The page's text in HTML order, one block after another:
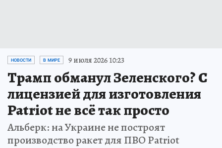
НОВОСТИ В МИРЕ 9 июля 2026 10:23
Трамп обманул Зеленского? С
лицензией для изготовления
Patriot не всё так просто
Альберк: на Украине не построят
производство ракет для ПВО Patriot